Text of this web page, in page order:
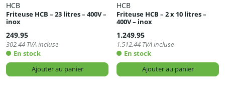
HCB
Friteuse HCB – 23 litres – 400V –
inox
249,95
302,44 TVA incluse
En stock
Ajouter au panier
HCB
Friteuse HCB – 2 x 10 litres –
400V – inox
1.249,95
1.512,44 TVA incluse
En stock
Ajouter au panier